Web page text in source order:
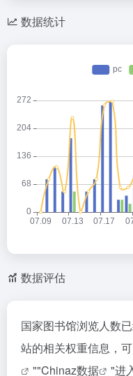
数据统计
数据评估
国家图书馆浏览人数
站的相关权重信息，
""Chinaz数据
"进